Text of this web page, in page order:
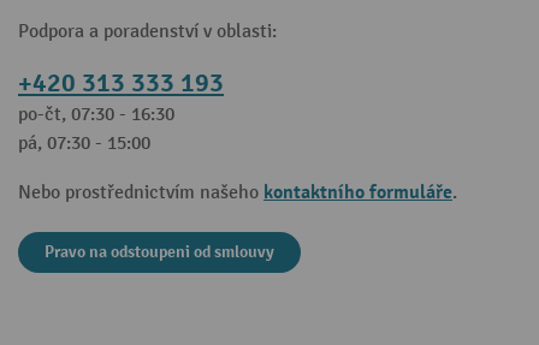
Podpora a poradenství v oblasti:
+420 313 333 193
po-čt, 07:30 - 16:30
pá, 07:30 - 15:00
Nebo prostřednictvím našeho kontaktního formuláře.
Pravo na odstoupeni od smlouvy